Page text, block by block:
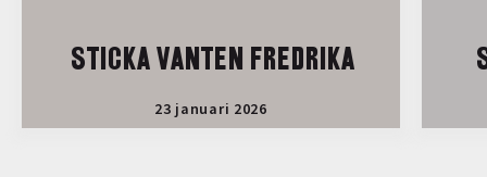
STICKA VANTEN FREDRIKA
23 januari 2026